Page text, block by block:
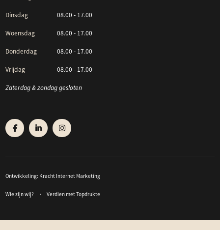
Dinsdag 08.00 - 17.00
Woensdag 08.00 - 17.00
Donderdag 08.00 - 17.00
Vrijdag 08.00 - 17.00
Zaterdag & zondag gesloten
Ontwikkeling: Kracht Internet Marketing
Wie zijn wij? Verdien met Topdrukte